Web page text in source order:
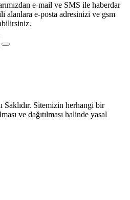
e-mail ve SMS ile haberdar
alanlara e-posta adresinizi ve gsm
Sitemizin herhangi bir
ve dağıtılması halinde yasal